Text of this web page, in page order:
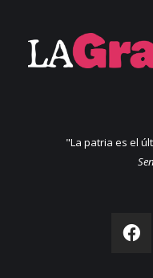
"La patria es el